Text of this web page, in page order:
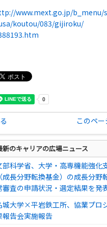
www.mext.go.jp/b_menu/
koutou/083/gijiroku/
このペ
新のキャリアの広場ニュース
部科学省、大学・高専機能強化
（成長分野転換基金）の成長分野
審査の申請状況・選定結果を発
城大学×平岩鉄工所、協業プロ
報告会実施報告